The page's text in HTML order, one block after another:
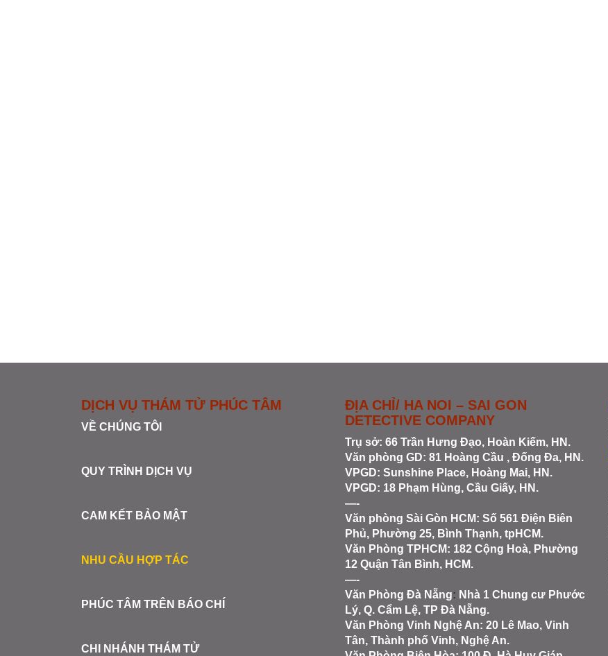
DỊCH VỤ THÁM TỬ PHÚC TÂM
VỀ CHÚNG TÔI
QUY TRÌNH DỊCH VỤ
CAM KẾT BẢO MẬT
NHU CẦU HỢP TÁC
PHÚC TÂM TRÊN BÁO CHÍ
CHI NHÁNH THÁM TỬ
ĐỊA CHỈ/ HA NOI – SAI GON
DETECTIVE COMPANY
Trụ sở: 66 Trần Hưng Đạo, Hoàn Kiếm, HN.
Văn phòng GD: 81 Hoàng Cầu , Đống Đa, HN.
VPGD: Sunshine Place, Hoàng Mai, HN.
VPGD: 18 Phạm Hùng, Cầu Giấy, HN.
—-
Văn phòng Sài Gòn HCM: Số 561 Điện Biên
Phủ, Phường 25, Bình Thạnh, tpHCM.
Văn Phòng TPHCM: 182 Cộng Hoà, Phường
12 Quận Tân Bình, HCM.
—-
Văn Phòng Đà Nẵng: Nhà 1 Chung cư Phước
Lý, Q. Cẩm Lệ, TP Đà Nẵng.
Văn Phòng Vinh Nghệ An: 20 Lê Mao, Vinh
Tân, Thành phố Vinh, Nghệ An.